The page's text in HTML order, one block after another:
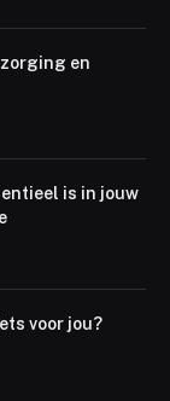
en
is in jouw
voor jou?